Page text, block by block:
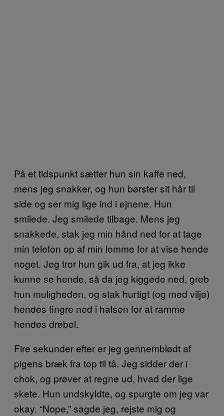
På et tidspunkt sætter hun sin kaffe ned,
mens jeg snakker, og hun børster sit hår til
side og ser mig lige ind i øjnene. Hun
smilede. Jeg smilede tilbage. Mens jeg
snakkede, stak jeg min hånd ned for at tage
min telefon op af min lomme for at vise hende
noget. Jeg tror hun gik ud fra, at jeg ikke
kunne se hende, så da jeg kiggede ned, greb
hun muligheden, og stak hurtigt (og med vilje)
hendes fingre ned i halsen for at ramme
hendes drøbel.
Fire sekunder efter er jeg gennemblødt af
pigens bræk fra top til tå. Jeg sidder der i
chok, og prøver at regne ud, hvad der lige
skete. Hun undskyldte, og spurgte om jeg var
okay. “Nope,” sagde jeg, rejste mig og